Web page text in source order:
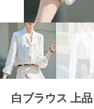
白ブラウス 上